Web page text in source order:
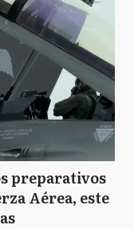
preparativos
Aérea, este